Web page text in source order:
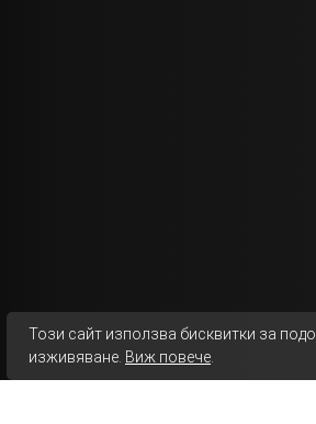
Този сайт използва бисквитки за
изживяване. Виж повече